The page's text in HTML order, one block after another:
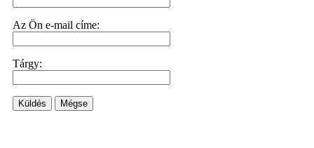
Az Ön e-mail címe:
Tárgy:
Küldés Mégse